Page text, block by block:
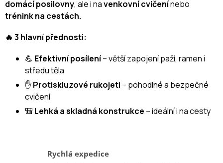
domácí posilovny, ale i navenkovní cvičenínebo
trénink na cestách.
🔥 3 hlavní přednosti:
💪 Efektivní posílení– větší zapojení paží, ramen i
středu těla
✋Protiskluzové rukojeti – pohodlné a bezpečné
cvičení
🎒 Lehká a skladná konstrukce – ideální i na cesty
Rychlá expedice